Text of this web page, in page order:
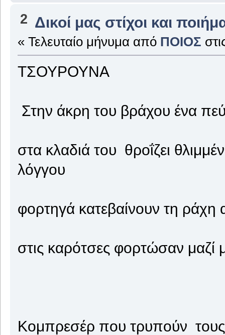
2 Δικοί μας στίχοι και
« Τελευταίο μήνυμα από ΠΟΙΟΣ
ΤΣΟΥΡΟΥΝΑ
Στην άκρη του βράχου ένα
στα κλαδιά του θροΐζει
λόγγου
φορτηγά κατεβαίνουν τη ράχη
στις καρότσες φορτώσαν
Κομπρεσέρ που τρυπούν τους